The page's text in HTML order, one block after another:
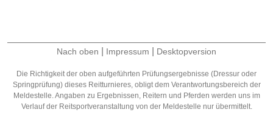
Nach oben Impressum Desktopversion
Die Richtigkeit der oben aufgeführten Prüfungsergebnisse (Dressur oder
Springprüfung) dieses Reitturnieres, obligt dem Verantwortungsbereich der
Meldestelle. Angaben zu Ergebnissen, Reitern und Pferden werden uns im
Verlauf der Reitsportveranstaltung von der Meldestelle nur übermittelt.